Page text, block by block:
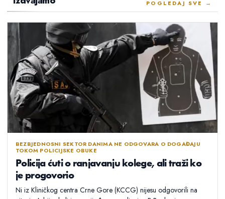
POGLEDAJ SVE →
BEZBJEDNOSNI SEKTOR DANIMA NE ODGOVARA O DOGAĐAJU
TOKOM POLICIJSKE OBUKE
Policija ćuti o ranjavanju kolege, ali traži ko
je progovorio
Ni iz Kliničkog centra Crne Gore (KCCG) nijesu odgovorili na